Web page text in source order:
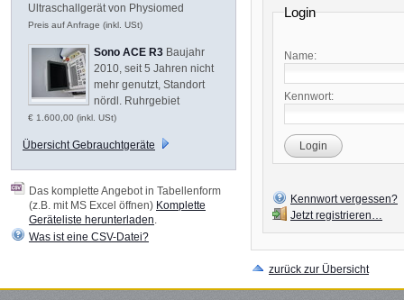
Login
Name:
Kennwort:
Login
Kennwort vergessen?
Jetzt registrieren…
zurück zur Übersicht
Ultraschallgerät von Physiomed
Preis auf Anfrage (inkl. USt)
Sono ACE R3 Baujahr
2010, seit 5 Jahren nicht
mehr genutzt, Standort
nördl. Ruhrgebiet
€ 1.600,00 (inkl. USt)
Übersicht Gebrauchtgeräte
Das komplette Angebot in Tabellenform
(z.B. mit MS Excel öffnen) Komplette
Geräteliste herunterladen
Was ist eine CSV-Datei?